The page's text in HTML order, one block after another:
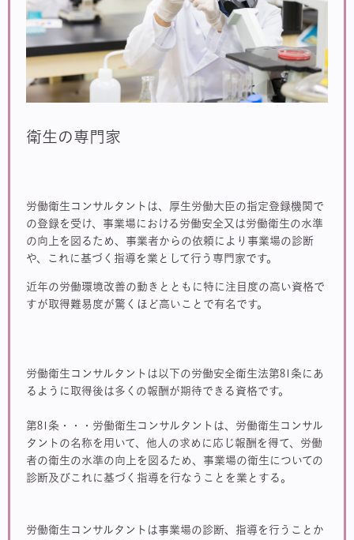
衛生の専門家
労働衛生コンサルタントは、厚生労働大臣の指定登録機関で
の登録を受け、事業場における労働安全又は労働衛生の水準
の向上を図るため、事業者からの依頼により事業場の診断
や、これに基づく指導を業として行う専門家です。
近年の労働環境改善の動きとともに特に注目度の高い資格で
すが取得難易度が驚くほど高いことで有名です。
労働衛生コンサルタントは以下の労働安全衛生法第81条にあ
るように取得後は多くの報酬が期待できる資格です。
第81条・・・労働衛生コンサルタントは、労働衛生コンサル
タントの名称を用いて、他人の求めに応じ報酬を得て、労働
者の衛生の水準の向上を図るため、事業場の衛生についての
診断及びこれに基づく指導を行なうことを業とする。
労働衛生コンサルタントは事業場の診断、指導を行うことか